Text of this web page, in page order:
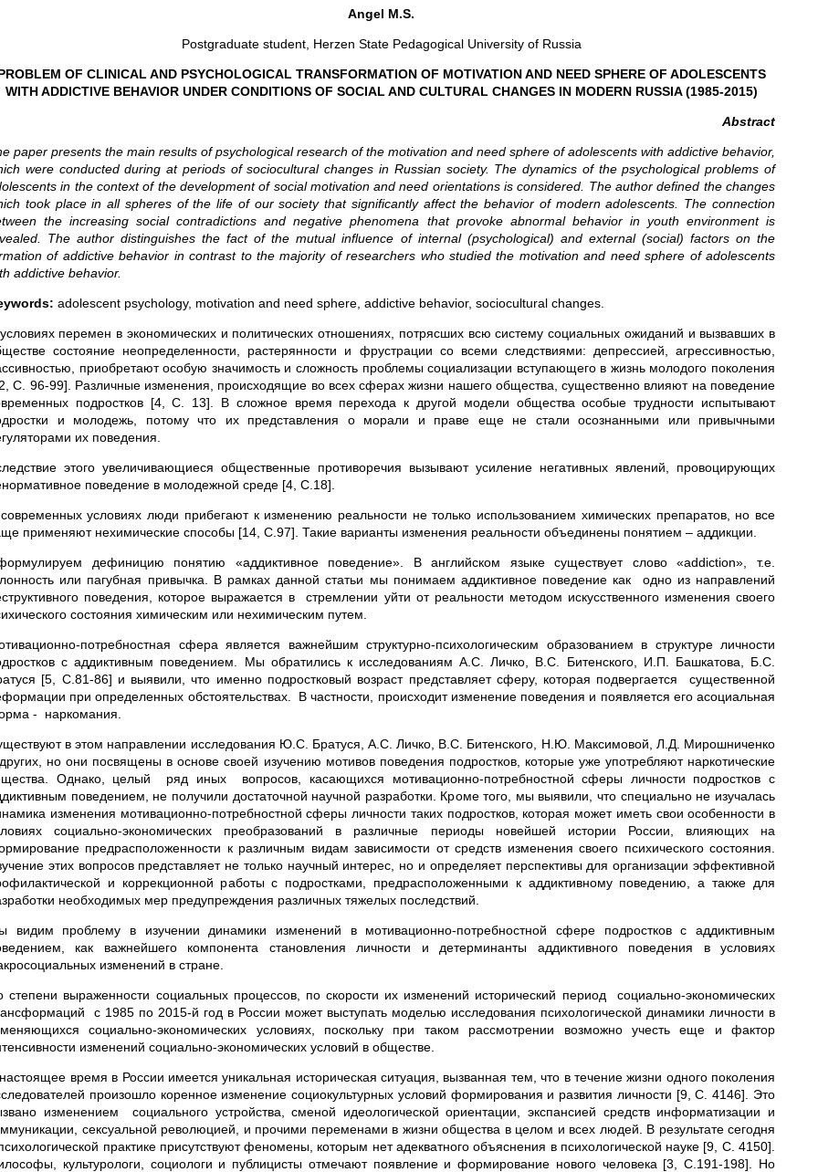
Angel M.S.
Postgraduate student, Herzen State Pedagogical University of Russia
OF CLINICAL AND PSYCHOLOGICAL TRANSFORMATION OF MOTIVATION AND NEED SPHERE OF ADOLESCENTS
WITH ADDICTIVE BEHAVIOR UNDER CONDITIONS OF SOCIAL AND CULTURAL CHANGES IN MODERN RUSSIA (1985-2015)
Abstract
paper presents the main results of psychological research of the motivation and need sphere of adolescents with addictive behavior,
were conducted during at periods of sociocultural changes in Russian society. The dynamics of the psychological problems of
in the context of the development of social motivation and need orientations is considered. The author defined the changes
took place in all spheres of the life of our society that significantly affect the behavior of modern adolescents. The connection
the increasing social contradictions and negative phenomena that provoke abnormal behavior in youth environment is
The author distinguishes the fact of the mutual influence of internal (psychological) and external (social) factors on the
of addictive behavior in contrast to the majority of researchers who studied the motivation and need sphere of adolescents
addictive behavior.
adolescent psychology, motivation and need sphere, addictive behavior, sociocultural changes.
перемен в экономических и политических отношениях, потрясших всю систему социальных ожиданий и вызвавших в
состояние неопределенности, растерянности и фрустрации со всеми следствиями: депрессией, агрессивностью,
приобретают особую значимость и сложность проблемы социализации вступающего в жизнь молодого поколения
С. 96-99]. Различные изменения, происходящие во всех сферах жизни нашего общества, существенно влияют на поведение
подростков [4, С. 13]. В сложное время перехода к другой модели общества особые трудности испытывают
и молодежь, потому что их представления о морали и праве еще не стали осознанными или привычными
их поведения.
этого увеличивающиеся общественные противоречия вызывают усиление негативных явлений, провоцирующих
поведение в молодежной среде [4, С.18].
условиях люди прибегают к изменению реальности не только использованием химических препаратов, но все
применяют нехимические способы [14, С.97]. Такие варианты изменения реальности объединены понятием – аддикции.
дефиницию понятию «аддиктивное поведение». В английском языке существует слово «addiction», т.е.
или пагубная привычка. В рамках данной статьи мы понимаем аддиктивное поведение как одно из направлений
поведения, которое выражается в стремлении уйти от реальности методом искусственного изменения своего
состояния химическим или нехимическим путем.
потребностная сфера является важнейшим структурно-психологическим образованием в структуре личности
с аддиктивным поведением. Мы обратились к исследованиям А.С. Личко, В.С. Битенского, И.П. Башкатова, Б.С.
[5, С.81-86] и выявили, что именно подростковый возраст представляет сферу, которая подвергается существенной
при определенных обстоятельствах. В частности, происходит изменение поведения и появляется его асоциальная
- наркомания.
в этом направлении исследования Ю.С. Братуся, А.С. Личко, В.С. Битенского, Н.Ю. Максимовой, Л.Д. Мирошниченко
но они посвящены в основе своей изучению мотивов поведения подростков, которые уже употребляют наркотические
Однако, целый ряд иных вопросов, касающихся мотивационно-потребностной сферы личности подростков с
поведением, не получили достаточной научной разработки. Кроме того, мы выявили, что специально не изучалась
изменения мотивационно-потребностной сферы личности таких подростков, которая может иметь свои особенности в
социально-экономических преобразований в различные периоды новейшей истории России, влияющих на
предрасположенности к различным видам зависимости от средств изменения своего психического состояния.
этих вопросов представляет не только научный интерес, но и определяет перспективы для организации эффективной
и коррекционной работы с подростками, предрасположенными к аддиктивному поведению, а также для
необходимых мер предупреждения различных тяжелых последствий.
видим проблему в изучении динамики изменений в мотивационно-потребностной сфере подростков с аддиктивным
как важнейшего компонента становления личности и детерминанты аддиктивного поведения в условиях
изменений в стране.
степени выраженности социальных процессов, по скорости их изменений исторический период социально-экономических
с 1985 по 2015-й год в России может выступать моделью исследования психологической динамики личности в
социально-экономических условиях, поскольку при таком рассмотрении возможно учесть еще и фактор
изменений социально-экономических условий в обществе.
время в России имеется уникальная историческая ситуация, вызванная тем, что в течение жизни одного поколения
произошло коренное изменение социокультурных условий формирования и развития личности [9, С. 4146]. Это
изменением социального устройства, сменой идеологической ориентации, экспансией средств информатизации и
сексуальной революцией, и прочими переменами в жизни общества в целом и всех людей. В результате сегодня
практике присутствуют феномены, которым нет адекватного объяснения в психологической науке [9, С. 4150].
культурологи, социологи и публицисты отмечают появление и формирование нового человека [3, С.191-198]. Но